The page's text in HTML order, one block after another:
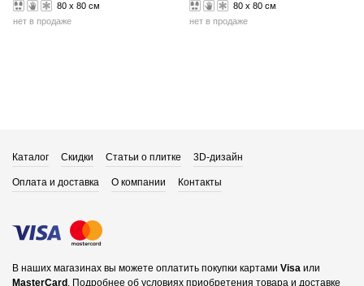
80 x 80 см
нет в продаже
80 x 80 см
нет в продаже
Каталог Скидки Статьи о плитке 3D-дизайн
Оплата и доставка О компании Контакты
В наших магазинах вы можете оплатить покупки картами Visa или
MasterCard . Подробнее об условиях приобретения товара и доставке